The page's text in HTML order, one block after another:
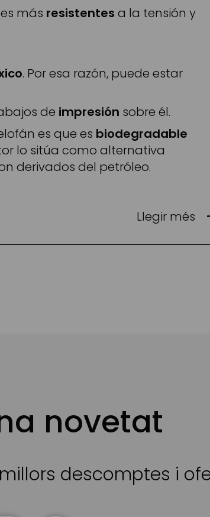
más resistentes a la tensión y
. Por esa razón, puede estar
de impresión sobre él.
es que es biodegradable
lo sitúa como alternativa
derivados del petróleo.
Llegir més
novetat
descomptes i